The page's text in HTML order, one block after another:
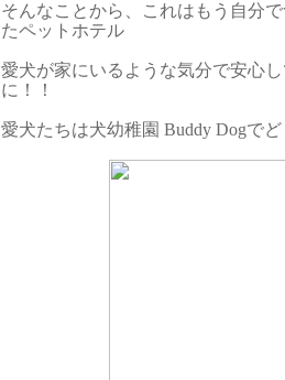
そんなことから、これはもう自分
たペットホテル
愛犬が家にいるような気分で安心
に！！
愛犬たちは犬幼稚園 Buddy Dogで